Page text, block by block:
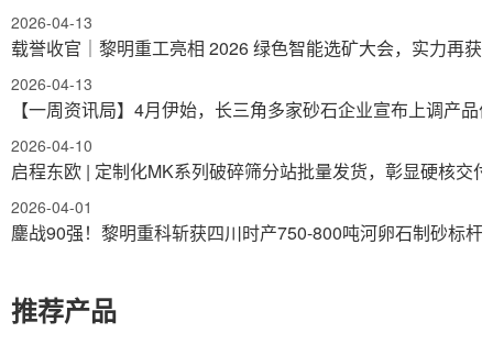
2026-04-13
载誉收官｜黎明重工亮相 2026 绿色智能选矿大会，实力再获
2026-04-13
【一周资讯局】4月伊始，长三角多家砂石企业宣布上调产品
2026-04-10
启程东欧 | 定制化MK系列破碎筛分站批量发货，彰显硬核交
2026-04-01
鏖战90强！黎明重科斩获四川时产750-800吨河卵石制砂标杆
推荐产品